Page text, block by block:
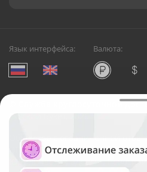
Язык интерфейса: Валюта:
Служба круглосуточной
Русский Букет, 2026
Общество с ограниченной
ОГРН: 1195476081745, ИНН:
Юридический адрес: г.